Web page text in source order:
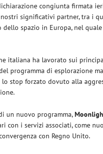
congiunta firmata
significativi partner, tra i
spazio in Europa, nel
italiana ha lavorato sui
programma di esplorazione
stop forzato dovuto alla
un nuovo programma,
con i servizi associati, come
con Regno Unito.